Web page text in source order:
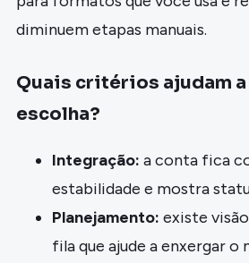
diminuem etapas manuais.
Quais critérios ajudam a
escolha?
Integração: a conta fica
estabilidade e mostra
Planejamento: existe
fila que ajude a enxergar o